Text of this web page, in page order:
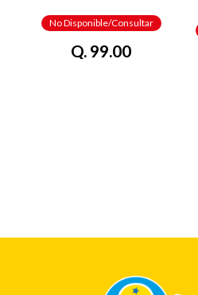
No Disponible/Consultar
Q. 99.00